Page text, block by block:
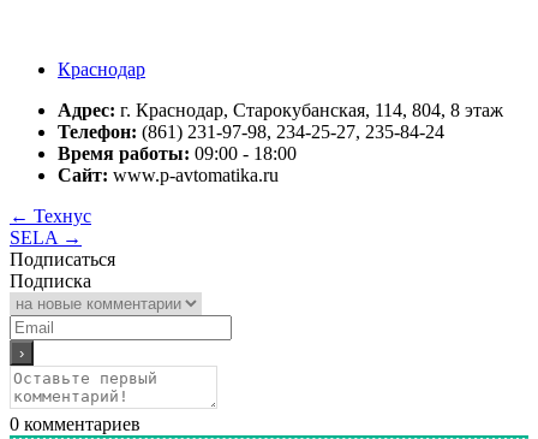
Краснодар
Адрес: г. Краснодар, Старокубанская, 114, 804, 8 этаж
Телефон: (861) 231-97-98, 234-25-27, 235-84-24
Время работы: 09:00 - 18:00
Сайт: www.p-avtomatika.ru
← Технус
SELA →
Подписаться
Подписка
0 комментариев